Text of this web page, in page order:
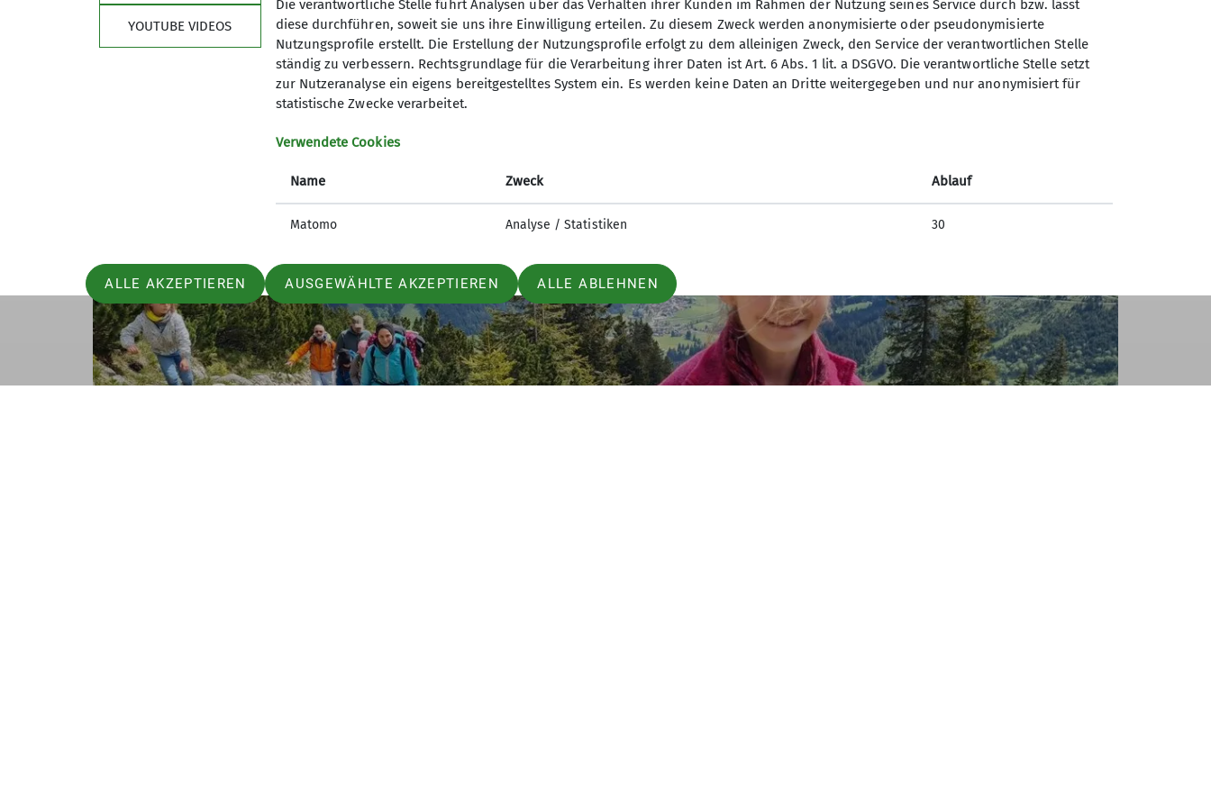
gelungenes Wochenende – mit viel Bewegung, Natur und Miteinander!
YOUTUBE VIDEOS
Die verantwortliche Stelle führt Analysen über das Verhalten ihrer Kunden im Rahmen der Nutzung seines Service durch bzw. lässt
diese durchführen, soweit sie uns ihre Einwilligung erteilen. Zu diesem Zweck werden anonymisierte oder pseudonymisierte
Nutzungsprofile erstellt. Die Erstellung der Nutzungsprofile erfolgt zu dem alleinigen Zweck, den Service der verantwortlichen Stelle
ständig zu verbessern. Rechtsgrundlage für die Verarbeitung ihrer Daten ist Art. 6 Abs. 1 lit. a DSGVO. Die verantwortliche Stelle setzt
zur Nutzeranalyse ein eigens bereitgestelltes System ein. Es werden keine Daten an Dritte weitergegeben und nur anonymisiert für
statistische Zwecke verarbeitet.
Verwendete Cookies
Name Zweck Ablauf
Matomo Analyse / Statistiken 30
ALLE AKZEPTIEREN AUSGEWÄHLTE AKZEPTIEREN ALLE ABLEHNEN